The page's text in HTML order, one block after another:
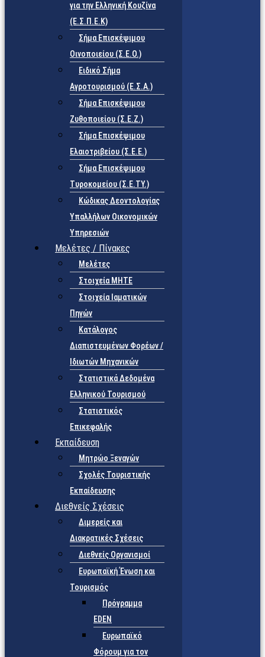
για την Ελληνική Κουζίνα
(Ε.Σ.Π.Ε.Κ)
Σήμα Επισκέψιμου
Οινοποιείου (Σ.Ε.Ο.)
Ειδικό Σήμα
Αγροτουρισμού (Ε.Σ.Α.)
Σήμα Επισκέψιμου
Ζυθοποιείου (Σ.Ε.Ζ.)
Σήμα Επισκέψιμου
Ελαιοτριβείου (Σ.Ε.Ε.)
Σήμα Επισκέψιμου
Τυροκομείου (Σ.Ε.TY.)
Κώδικας Δεοντολογίας
Υπαλλήλων Οικονομικών
Υπηρεσιών
Μελέτες / Πίνακες
Μελέτες
Στοιχεία ΜΗΤΕ
Στοιχεία Ιαματικών
Πηγών
Κατάλογος
Διαπιστευμένων Φορέων /
Ιδιωτών Μηχανικών
Στατιστικά Δεδομένα
Ελληνικού Τουρισμού
Στατιστικός
Επικεφαλής
Εκπαίδευση
Μητρώο Ξεναγών
Σχολές Τουριστικής
Εκπαίδευσης
Διεθνείς Σχέσεις
Διμερείς και
Διακρατικές Σχέσεις
Διεθνείς Οργανισμοί
Ευρωπαϊκή Ένωση και
Τουρισμός
Πρόγραμμα
EDEN
Ευρωπαϊκό
Φόρουμ για τον